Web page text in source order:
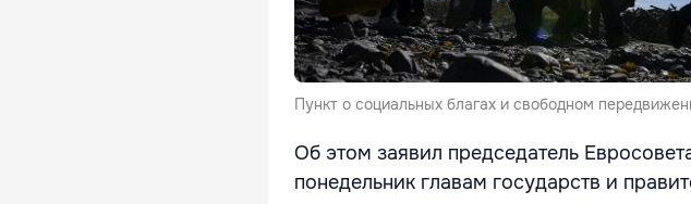
Пункт о социальных благах и свободном
Об этом заявил председатель
понедельник главам государств и